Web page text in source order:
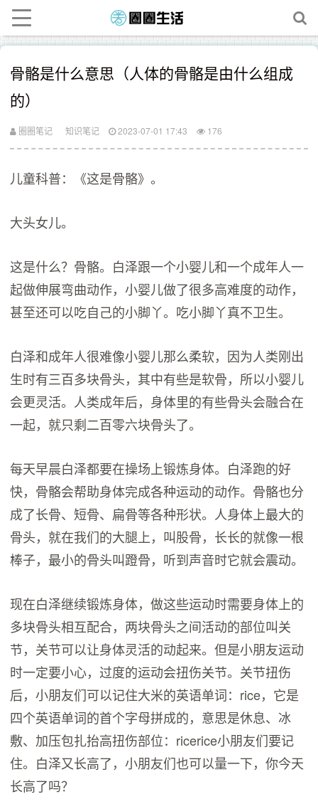
骨骼是什么意思（人体的骨骼是由什么组成
的）
圈圈笔记 知识笔记 2023-07-01 17:43 176
儿童科普：《这是骨骼》。
大头女儿。
这是什么？骨骼。白泽跟一个小婴儿和一个成年人一
起做伸展弯曲动作，小婴儿做了很多高难度的动作，
甚至还可以吃自己的小脚丫。吃小脚丫真不卫生。
白泽和成年人很难像小婴儿那么柔软，因为人类刚出
生时有三百多块骨头，其中有些是软骨，所以小婴儿
会更灵活。人类成年后，身体里的有些骨头会融合在
一起，就只剩二百零六块骨头了。
每天早晨白泽都要在操场上锻炼身体。白泽跑的好
快，骨骼会帮助身体完成各种运动的动作。骨骼也分
成了长骨、短骨、扁骨等各种形状。人身体上最大的
骨头，就在我们的大腿上，叫股骨，长长的就像一根
棒子，最小的骨头叫蹬骨，听到声音时它就会震动。
现在白泽继续锻炼身体，做这些运动时需要身体上的
多块骨头相互配合，两块骨头之间活动的部位叫关
节，关节可以让身体灵活的动起来。但是小朋友运动
时一定要小心，过度的运动会扭伤关节。关节扭伤
后，小朋友们可以记住大米的英语单词：rice，它是
四个英语单词的首个字母拼成的，意思是休息、冰
敷、加压包扎抬高扭伤部位：ricerice小朋友们要记
住。白泽又长高了，小朋友们也可以量一下，你今天
长高了吗？